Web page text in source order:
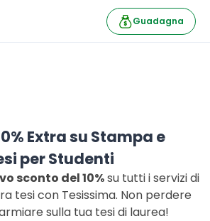
Guadagna
Extra su Stampa e
per Studenti
sconto del 10%su tutti i servizi di
tesi con Tesissima. Non perdere
sulla tua tesi di laurea!